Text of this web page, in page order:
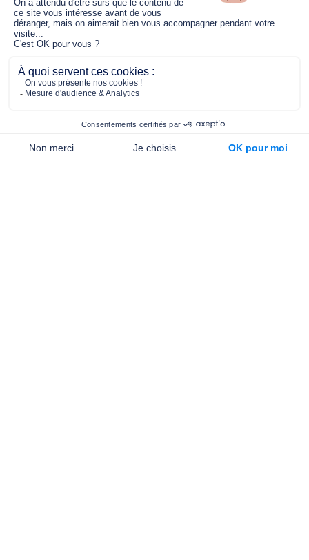
Le fonds de dotation MGC s’engage à
jouer un rôle dans la prévention santé
pour tous.
2/4 place de l’Abbé G. Hénocque
75637 PARIS CEDEX 13
01 40 78 06 56
Nous contacter
Qui sommes-nous ?